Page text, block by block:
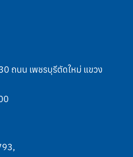
ถนน เพชรบุรีตัดใหม่ แขวง
,